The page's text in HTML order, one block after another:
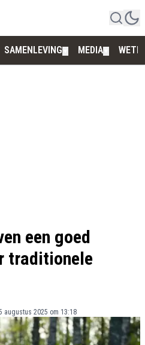
SAMENLEVING MEDIA
een goed
traditionele
augustus 2025 om 13:18